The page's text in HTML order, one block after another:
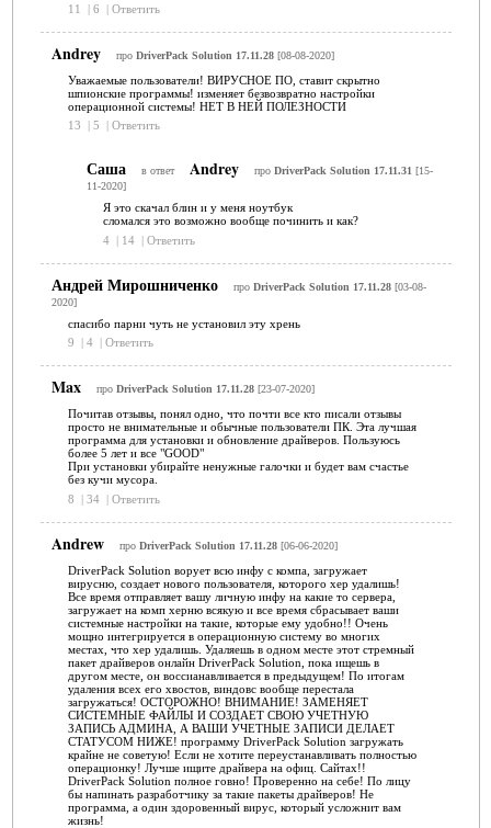
11
| 6 | Ответить
Andrey про DriverPack Solution 17.11.28[08-08-2020]
Уважаемые пользователи! ВИРУСНОЕ ПО, ставит скрытно
шпионские программы! изменяет безвозвратно настройки
операционной системы! НЕТ В НЕЙ ПОЛЕЗНОСТИ
13
| 5 | Ответить
Саша в ответ Andrey про DriverPack Solution 17.11.31 [15-
11-2020]
Я это скачал блин и у меня ноутбук
сломался это возможно вообще починить и как?
4 | 14 | Ответить
Андрей Мирошниченко про DriverPack Solution 17.11.28[03-08-
2020]
спасибо парни чуть не установил эту хрень
9
| 4 | Ответить
Max про DriverPack Solution 17.11.28[23-07-2020]
Почитав отзывы, понял одно, что почти все кто писали отзывы
просто не внимательные и обычные пользователи ПК. Эта лучшая
программа для установки и обновление драйверов. Пользуюсь
более 5 лет и все "GOOD"
При установки убирайте ненужные галочки и будет вам счастье
без кучи мусора.
8
| 34 | Ответить
Andrew про DriverPack Solution 17.11.28[06-06-2020]
DriverPack Solution ворует всю инфу с компа, загружает
вирусню, создает нового пользователя, которого хер удалишь!
Все время отправляет вашу личную инфу на какие то сервера,
загружает на комп херню всякую и все время сбрасывает ваши
системные настройки на такие, которые ему удобно!! Очень
мощно интегрируется в операционную систему во многих
местах, что хер удалишь. Удаляешь в одном месте этот стремный
пакет драйверов онлайн DriverPack Solution, пока ищешь в
другом месте, он воссианавливается в предыдущем! По итогам
удаления всех его хвостов, виндовс вообще перестала
загружаться! ОСТОРОЖНО! ВНИМАНИЕ! ЗАМЕНЯЕТ
СИСТЕМНЫЕ ФАЙЛЫ И СОЗДАЕТ СВОЮ УЧЕТНУЮ
ЗАПИСЬ АДМИНА, А ВАШИ УЧЕТНЫЕ ЗАПИСИ ДЕЛАЕТ
СТАТУСОМ НИЖЕ! программу DriverPack Solution загружать
крайне не советую! Если не хотите переустанавливать полностью
операционку! Лучше ищите драйвера на офиц. Сайтах!!
DriverPack Solution полное говно! Проверенно на себе! По лицу
бы напинать разработчику за такие пакеты драйверов! Не
программа, а один здоровенный вирус, который усложнит вам
жизнь!